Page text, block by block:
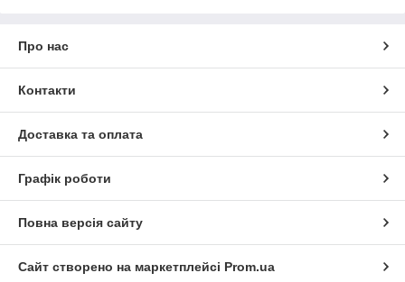
Про нас
Контакти
Доставка та оплата
Графік роботи
Повна версія сайту
Сайт створено на маркетплейсі Prom.ua